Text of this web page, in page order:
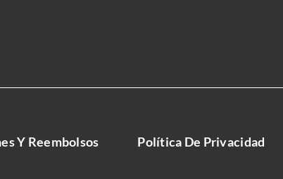
Y Reembolsos Política De Privacidad